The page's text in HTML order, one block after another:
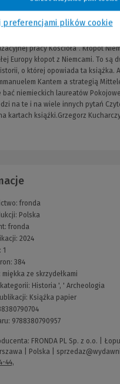
do wyjaśnienia tych frapujących
wieki kłopot z Europą jako
pracy Kościoła”. Kłopot
Europy kłopot z Niemcami. To są
o której opowiada ta książka.
Kantem a strategią
bać niemieckich laureatów
na te i na wiele innych pytań
kartach książki.Grzegorz
fronda
Polska
fronda
2024
1
384
miękka ze skrzydełkami
Historia ', ' Archeologia
Książka papier
9788380790957
FRONDA PL Sp. z o.o. |
| Polska |
44,
preferencjami plików cookie